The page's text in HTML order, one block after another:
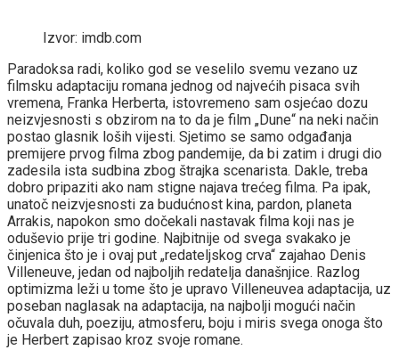
Izvor: imdb.com
Paradoksa radi, koliko god se veselilo svemu vezano uz
filmsku adaptaciju romana jednog od najvećih pisaca svih
vremena, Franka Herberta, istovremeno sam osjećao dozu
neizvjesnosti s obzirom na to da je film „Dune“ na neki način
postao glasnik loših vijesti. Sjetimo se samo odgađanja
premijere prvog filma zbog pandemije, da bi zatim i drugi dio
zadesila ista sudbina zbog štrajka scenarista. Dakle, treba
dobro pripaziti ako nam stigne najava trećeg filma. Pa ipak,
unatoč neizvjesnosti za budućnost kina, pardon, planeta
Arrakis, napokon smo dočekali nastavak filma koji nas je
oduševio prije tri godine. Najbitnije od svega svakako je
činjenica što je i ovaj put „redateljskog crva“ zajahao Denis
Villeneuve, jedan od najboljih redatelja današnjice. Razlog
optimizma leži u tome što je upravo Villeneuvea adaptacija, uz
poseban naglasak na adaptacija, na najbolji mogući način
očuvala duh, poeziju, atmosferu, boju i miris svega onoga što
je Herbert zapisao kroz svoje romane.